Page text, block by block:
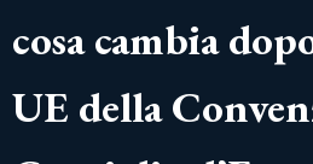
cosa cambia
UE della